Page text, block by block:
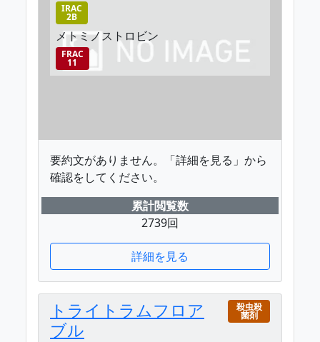
IRAC
2B
メトミノストロビン
FRAC
11
要約文がありません。「詳細を見る」から
確認をしてください。
累計閲覧数
2739回
詳細を見る
トライトラムフロア
ブル
殺虫殺
菌剤